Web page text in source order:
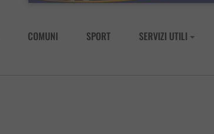
COMUNI SPORT SERVIZI UTILI